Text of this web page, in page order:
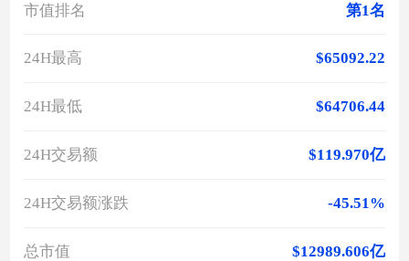
市值排名 第1名
24H最高 $65092.22
24H最低 $64706.44
24H交易额 $119.970亿
24H交易额涨跌 -45.51%
总市值 $12989.606亿